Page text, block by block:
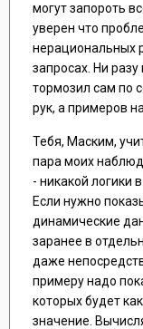
могут запороть
уверен что
нерациональных
запросах. Ни
тормозил сам по
рук, а примеров
Тебя, Маским,
пара моих
- никакой логики
Если нужно
динамические
заранее в
даже
примеру надо
которых будет
значение.